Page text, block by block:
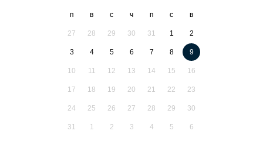
п в с ч п с в
27 28 29 30 31 1 2
3 4 5 6 7 8 9
10 11 12 13 14 15 16
17 18 19 20 21 22 23
24 25 26 27 28 29 30
31 1 2 3 4 5 6